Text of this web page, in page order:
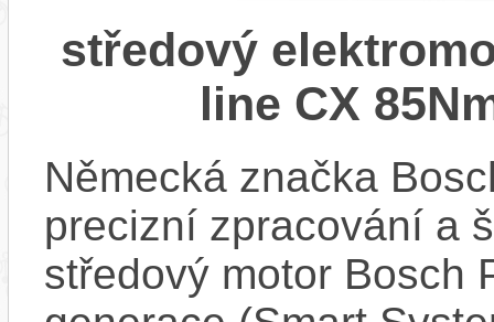
středový
line CX
Německá značka
precizní zpracování a
středový motor Bosch